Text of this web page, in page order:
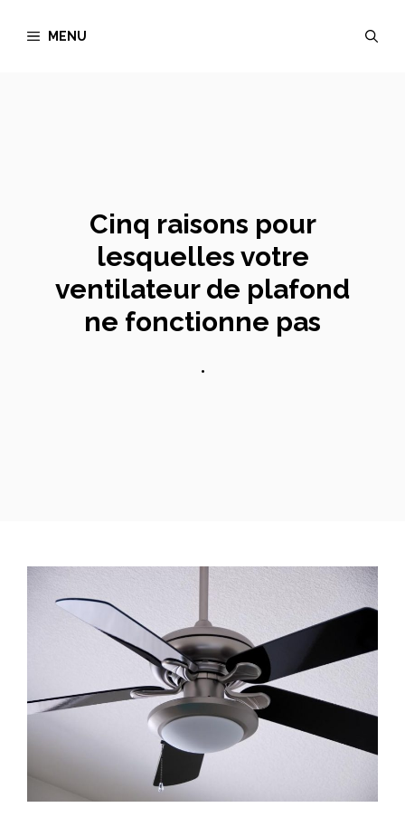
MENU
Cinq raisons pour
lesquelles votre
ventilateur de plafond
ne fonctionne pas
•